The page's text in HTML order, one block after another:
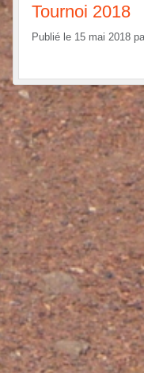
Tournoi 2018
Publié le 15 mai 2018